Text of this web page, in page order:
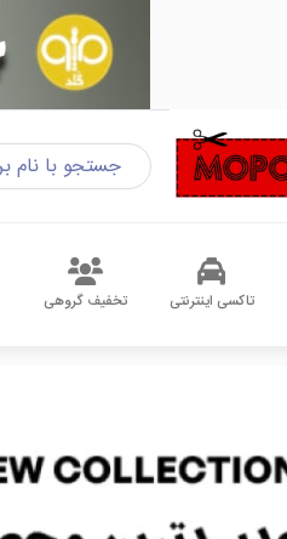
تاکسی اینترنتی تخفیف گروهی